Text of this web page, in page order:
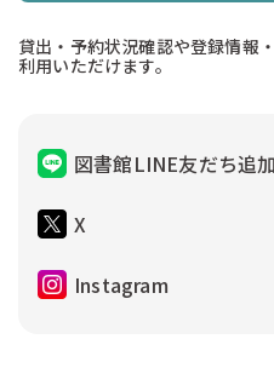
貸出・予約状況確認や登録情報
利用いただけます。
図書館LINE友だち追加
X
Instagram